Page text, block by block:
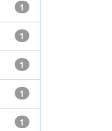
1
1
1
1
1